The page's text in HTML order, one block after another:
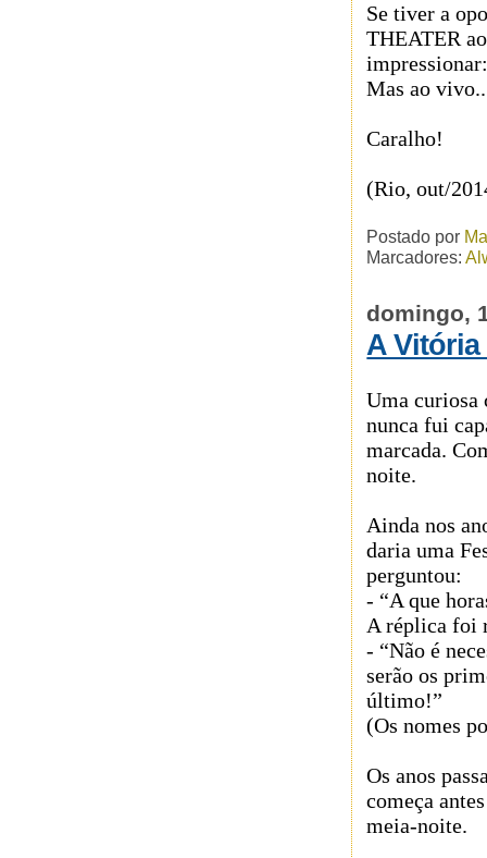
Se tiver a
THEATER
Mas ao
Caralho!
(Rio, out/
Postado por
Marcadores:
domingo,
A
Uma curiosa
nunca fui
marcada.
noite.
Ainda nos
daria uma
perguntou:
- “A que
A réplica foi
- “Não é
serão os
último!”
(Os nomes
Os anos
começa
meia-noite.